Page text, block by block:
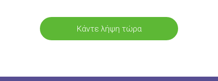
Κάντε λήψη τώρα